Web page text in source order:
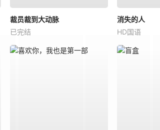
裁员裁到大动脉
已完结
消失的人
HD国语